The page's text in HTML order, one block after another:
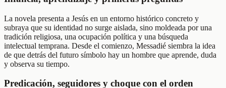
La novela presenta a Jesús en un entorno histórico concreto y
subraya que su identidad no surge aislada, sino moldeada por una
tradición religiosa, una ocupación política y una búsqueda
intelectual temprana. Desde el comienzo, Messadié siembra la idea
de que detrás del futuro símbolo hay un hombre que aprende, duda
y observa su tiempo.
Predicación, seguidores y choque con el orden